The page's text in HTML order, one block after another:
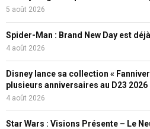
5 août 2026
Spider-Man : Brand New Day est
4 août 2026
Disney lance sa collection «
plusieurs anniversaires au D23 2026
4 août 2026
Star Wars : Visions Présente – Le